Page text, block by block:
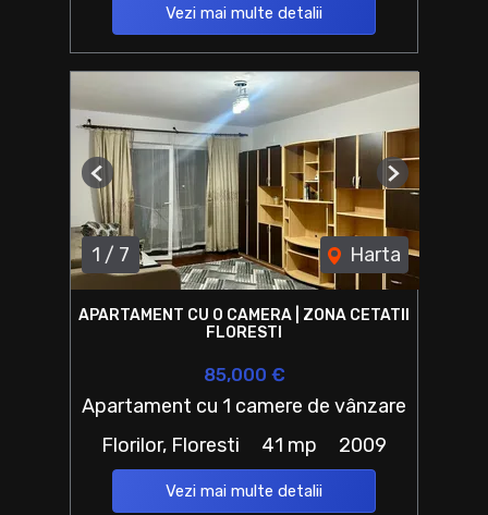
Vezi mai multe detalii
1 / 7 Harta
Previous Next
APARTAMENT CU O CAMERA | ZONA CETATII
FLORESTI
85,000 €
Apartament cu 1 camere de vânzare
Florilor, Floresti
41 mp 2009
Vezi mai multe detalii